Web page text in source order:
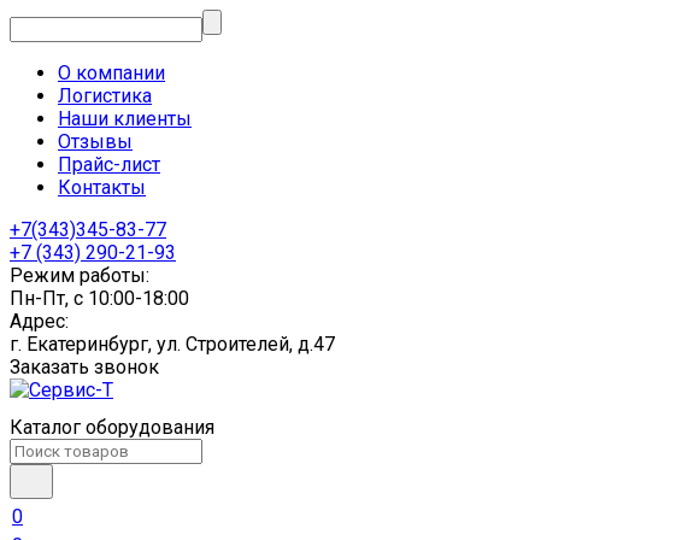
О компании
Логистика
Наши клиенты
Отзывы
Прайс-лист
Контакты
+7(343)345-83-77
+7 (343) 290-21-93
Режим работы:
Пн-Пт, с 10:00-18:00
Адрес:
г. Екатеринбург, ул. Строителей, д.47
Заказать звонок
Каталог оборудования
0